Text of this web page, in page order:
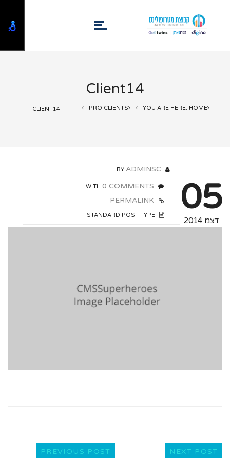
Client14
YOU ARE HERE: HOME
PRO CLIENTS
CLIENT14
05
דצמ 2014
ADMINSC
0 COMMENTS
PREVIOUS POST NEXT POST